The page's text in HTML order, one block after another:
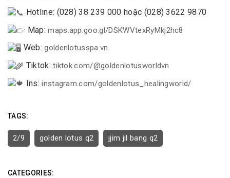
Hotline: (028) 38 239 000 hoặc (028) 3622 9870
Map:maps.app.goo.gl/DSKWVtexRyMkj2hc8
Web:goldenlotusspa.vn
Tiktok:tiktok.com/@goldenlotusworldvn
Ins:instagram.com/goldenlotus_healingworld/
TAGS:
2/9 golden lotus q2 jjim jil bang q2
CATEGORIES: